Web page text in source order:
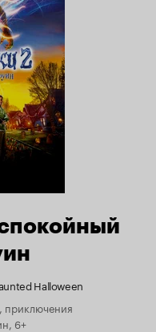
Halloween
приключения
6+